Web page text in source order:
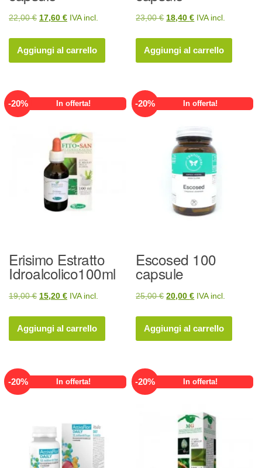
22,00€ Il
originale
era:
17,60 €Il
attuale
è:
IVA incl.
Aggiungi al carrello
23,00€ Il
originale
era:
18,40€Il
attuale
è:
IVA incl.
Aggiungi al carrello
-20% In offerta!
Erisimo Estratto
Idroalcolico100ml
19,00€ Il
originale
era:
15,20 €Il
attuale
è:
IVA incl.
Aggiungi al carrello
-20% In offerta!
Escosed 100
capsule
25,00€ Il
originale
era:
20,00€Il
attuale
è:
IVA incl.
Aggiungi al carrello
-20% In offerta! -20% In offerta!